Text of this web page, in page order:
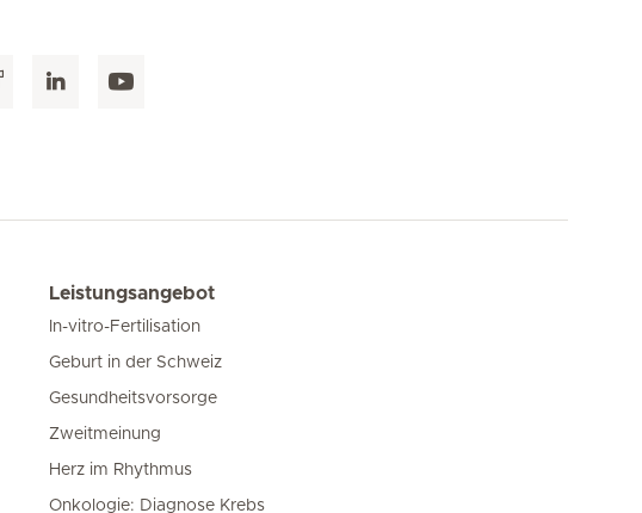
Leistungsangebot
In-vitro-Fertilisation
Geburt in der Schweiz
Gesundheitsvorsorge
Zweitmeinung
Herz im Rhythmus
Onkologie: Diagnose Krebs